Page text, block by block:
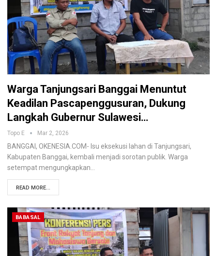
Warga Tanjungsari Banggai Menuntut
Keadilan Pascapenggusuran, Dukung
Langkah Gubernur Sulawesi…
Topo E Mar 2, 2026
BANGGAI, OKENESIA.COM- Isu eksekusi lahan di Tanjungsari,
Kabupaten Banggai, kembali menjadi sorotan publik. Warga
setempat mengungkapkan…
READ MORE...
BABASAL